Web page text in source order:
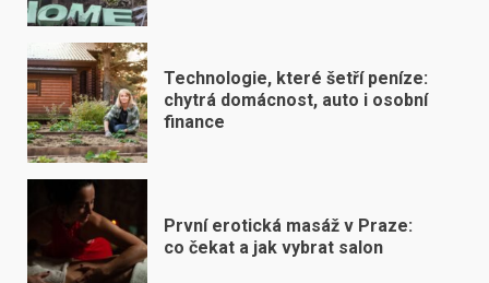
Technologie, které šetří peníze:
chytrá domácnost, auto i osobní
finance
První erotická masáž v Praze:
co čekat a jak vybrat salon